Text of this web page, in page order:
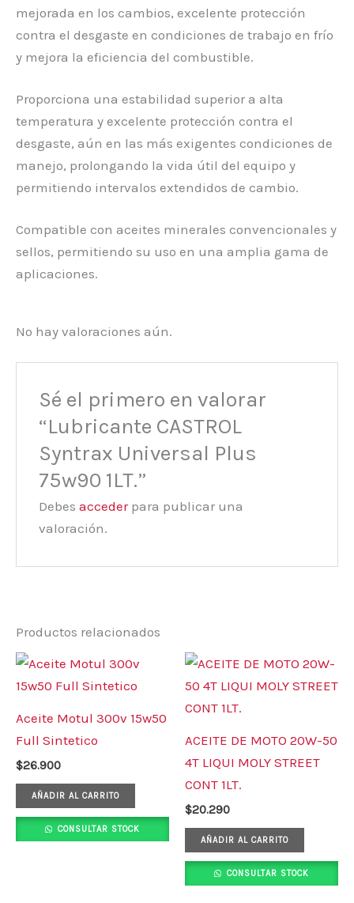
mejorada en los cambios, excelente protección
contra el desgaste en condiciones de trabajo en frío
y mejora la eficiencia del combustible.
Proporciona una estabilidad superior a alta
temperatura y excelente protección contra el
desgaste, aún en las más exigentes condiciones de
manejo, prolongando la vida útil del equipo y
permitiendo intervalos extendidos de cambio.
Compatible con aceites minerales convencionales y
sellos, permitiendo su uso en una amplia gama de
aplicaciones.
No hay valoraciones aún.
Sé el primero en valorar
“Lubricante CASTROL
Syntrax Universal Plus
75w90 1LT.”
Debesaccederpara publicar una
valoración.
Productos relacionados
Aceite Motul 300v 15w50
Full Sintetico
$26.900
AÑADIR AL CARRITO
CONSULTAR STOCK
ACEITE DE MOTO 20W-50
4T LIQUI MOLY STREET
CONT 1LT.
$20.290
AÑADIR AL CARRITO
CONSULTAR STOCK